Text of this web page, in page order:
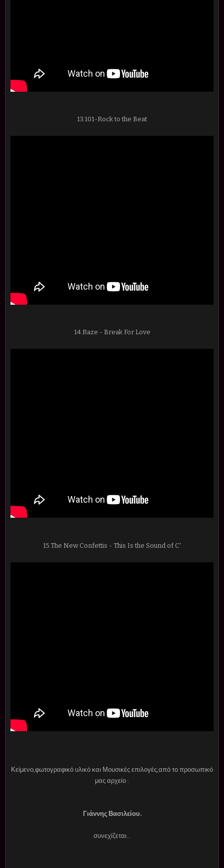
13.101-Rock to the Beat
14.Raze - Break For Love
15.The New Confettis - This Is the Sound of C'
Κείμενο,φωτογραφικό υλικό και Μουσικές επιλογές,από το προσωπικό
μας αρχείο :
Γιάννης Βασιλείου.
συνεχίζεται...